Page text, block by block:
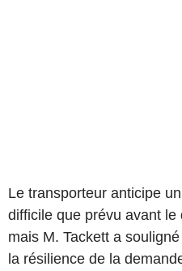
Le transporteur anticipe
difficile que prévu avant le
mais M. Tackett a
la résilience de la